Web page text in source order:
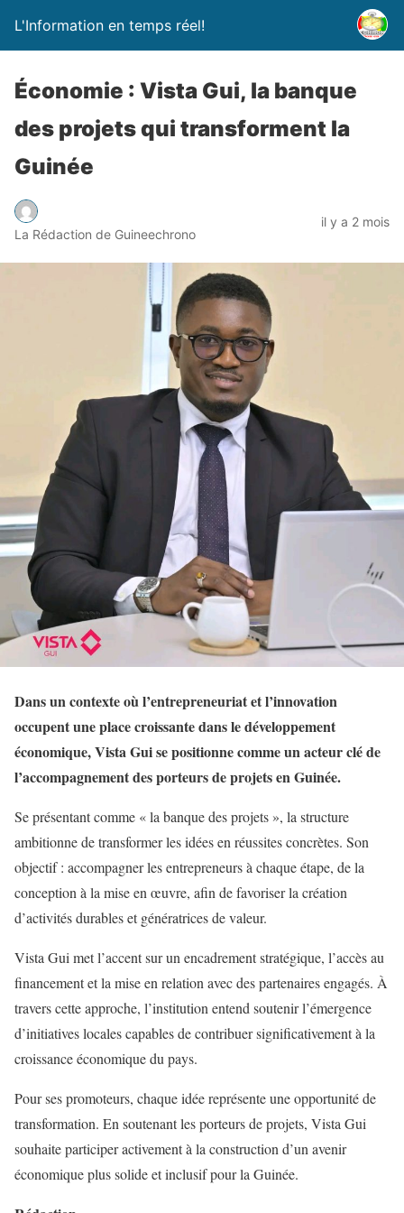
L'Information en temps réel!
Économie : Vista Gui, la banque
des projets qui transforment la
Guinée
La Rédaction de Guineechrono
il y a 2 mois
Dans un contexte où l’entrepreneuriat et l’innovation
occupent une place croissante dans le développement
économique, Vista Gui se positionne comme un acteur clé de
l’accompagnement des porteurs de projets en Guinée.
Se présentant comme « la banque des projets », la structure
ambitionne de transformer les idées en réussites concrètes. Son
objectif : accompagner les entrepreneurs à chaque étape, de la
conception à la mise en œuvre, afin de favoriser la création
d’activités durables et génératrices de valeur.
Vista Gui met l’accent sur un encadrement stratégique, l’accès au
financement et la mise en relation avec des partenaires engagés. À
travers cette approche, l’institution entend soutenir l’émergence
d’initiatives locales capables de contribuer significativement à la
croissance économique du pays.
Pour ses promoteurs, chaque idée représente une opportunité de
transformation. En soutenant les porteurs de projets, Vista Gui
souhaite participer activement à la construction d’un avenir
économique plus solide et inclusif pour la Guinée.